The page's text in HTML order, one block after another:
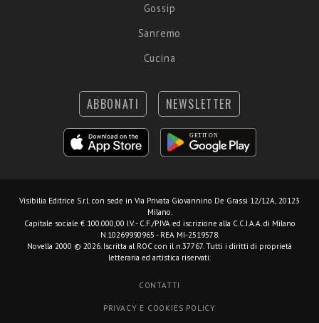
Gossip
Sanremo
Cucina
ABBONATI NEWSLETTER
Visibilia Editrice S.r.l. con sede in Via Privata Giovannino De Grassi 12/12A, 20123
Milano.
Capitale sociale € 100.000,00 I.V. - C.F./P.IVA ed iscrizione alla C.C.I.A.A. di Milano
N.10269990965 - REA MI-2519578.
Novella 2000 © 2026. Iscritta al ROC con il n.37767. Tutti i diritti di proprietà
letteraria ed artistica riservati.
CONTATTI
PRIVACY E COOKIES POLICY